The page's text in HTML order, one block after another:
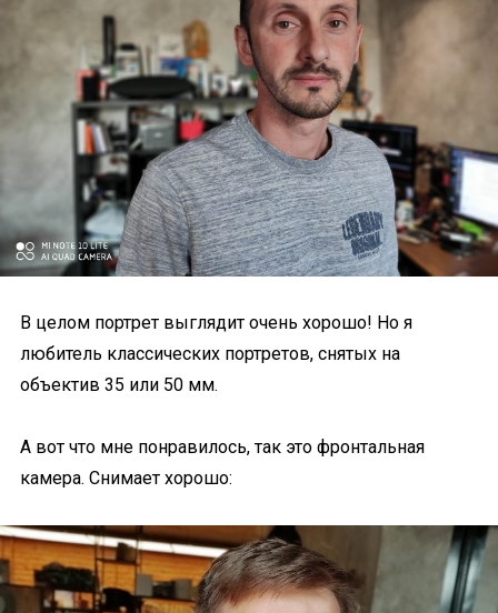
В целом портрет выглядит очень хорошо! Но я
любитель классических портретов, снятых на
объектив 35 или 50 мм.
А вот что мне понравилось, так это фронтальная
камера. Снимает хорошо: